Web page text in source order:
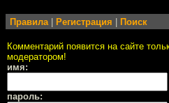
Правила| Регистрация Поиск
Комментарий появится на сайте
модератором!
имя:
пароль: